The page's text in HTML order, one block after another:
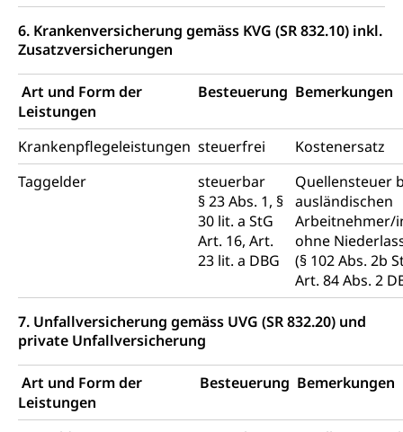
6. Krankenversicherung gemäss KVG (SR 832.10) inkl.
Zusatzversicherungen
Art und Form der
Leistungen
Besteuerung Bemerkungen
Krankenpflegeleistungen steuerfrei
Kostenersatz
Taggelder
steuerbar
§ 23 Abs. 1, §
30 lit. a StG
Art. 16, Art.
23 lit. a DBG
Quellensteuer
ausländischen
Arbeitnehmer/
ohne
(§ 102 Abs. 2b
Art. 84 Abs. 2
7. Unfallversicherung gemäss UVG (SR 832.20) und
private Unfallversicherung
Art und Form der
Leistungen
Besteuerung Bemerkungen